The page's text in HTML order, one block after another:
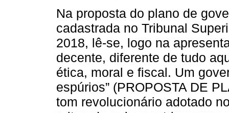
Na proposta do plano de
cadastrada no Tribunal
2018, lê-se, logo na
decente, diferente de tudo
ética, moral e fiscal. Um
espúrios” (PROPOSTA DE
tom revolucionário adotado